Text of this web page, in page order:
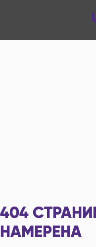
404
НАМЕРЕНА